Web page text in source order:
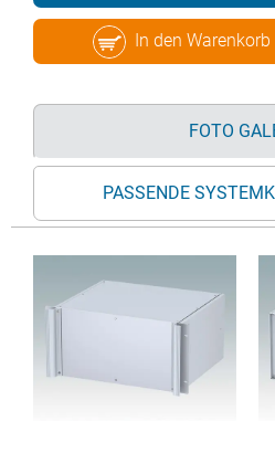
In den Warenkorb
FOTO
PASSENDE